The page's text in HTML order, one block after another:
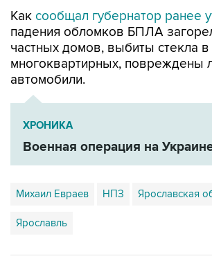
частных домов, выбиты стекла в
многоквартирных, повреждены
автомобили.
ХРОНИКА
Военная операция на Украине
Михаил Евраев НПЗ Ярославская
Ярославль